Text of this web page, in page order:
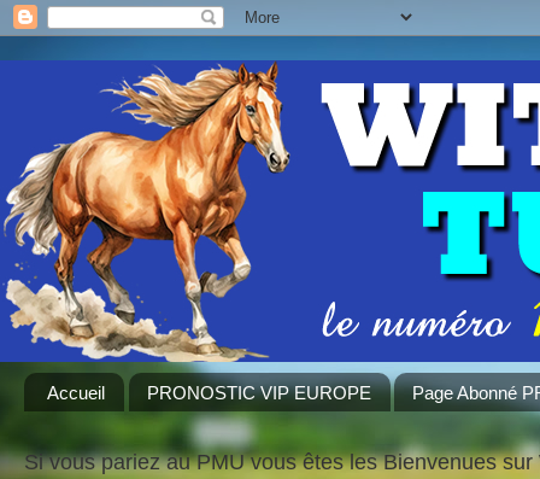
Accueil PRONOSTIC VIP EUROPE Page Abonné
Si vous pariez au PMU vous êtes les Bienvenues